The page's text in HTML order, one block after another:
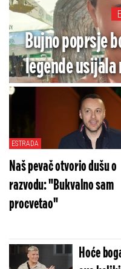
Bujno poprsje
legende usijala
ESTRADA
Naš pevač otvorio dušu o
razvodu: "Bukvalno sam
procvetao"
Hoće